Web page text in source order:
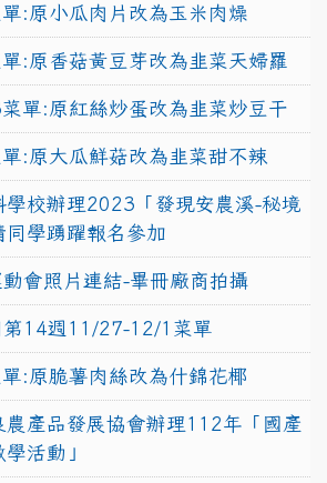
:原小瓜肉片改為玉米肉燥
:原香菇黃豆芽改為韭菜天婦羅
單:原紅絲炒蛋改為韭菜炒豆干
:原大瓜鮮菇改為韭菜甜不辣
學校辦理2023「發現安農溪-秘境
同學踴躍報名參加
會照片連結-畢冊廠商拍攝
第14週11/27-12/1菜單
:原脆薯肉絲改為什錦花椰
農產品發展協會辦理112年「國產
活動」